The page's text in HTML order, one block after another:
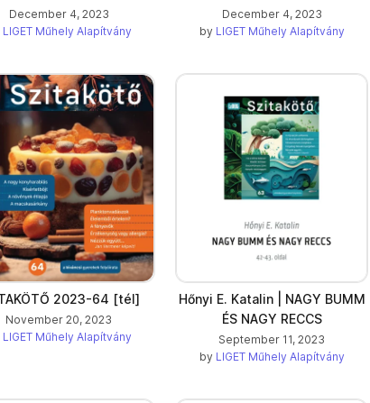
December 4, 2023
LIGET Műhely Alapítvány
December 4, 2023
by LIGET Műhely Alapítvány
2023-64 [tél]
November 20, 2023
LIGET Műhely Alapítvány
Hőnyi E. Katalin | NAGY BUMM
ÉS NAGY RECCS
September 11, 2023
by LIGET Műhely Alapítvány